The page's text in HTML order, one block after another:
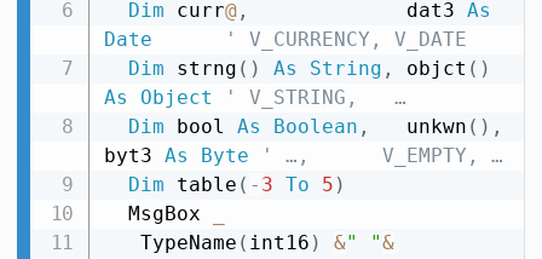
Dim curr@,
             dat3
As
Date
' V_CURRENCY, V_DATE
Dim strng ( ) As String , objct ( )
As
Object
' V_STRING,   …
Dim bool As Boolean ,
   unkwn
( ) ,
byt3 As Byte
' …,      V_EMPTY, …
Dim table ( - 3 To 5 )
  MsgBox
   TypeName
( int16 ) &" "&